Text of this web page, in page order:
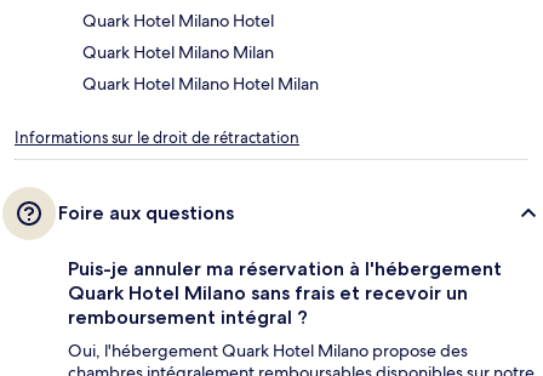
Quark Hotel Milano Hotel
Quark Hotel Milano Milan
Quark Hotel Milano Hotel Milan
Informations sur le droit de rétractation
Foire aux questions
Puis-je annuler ma réservation à l'hébergement
Quark Hotel Milano sans frais et recevoir un
remboursement intégral ?
Oui, l'hébergement Quark Hotel Milano propose des